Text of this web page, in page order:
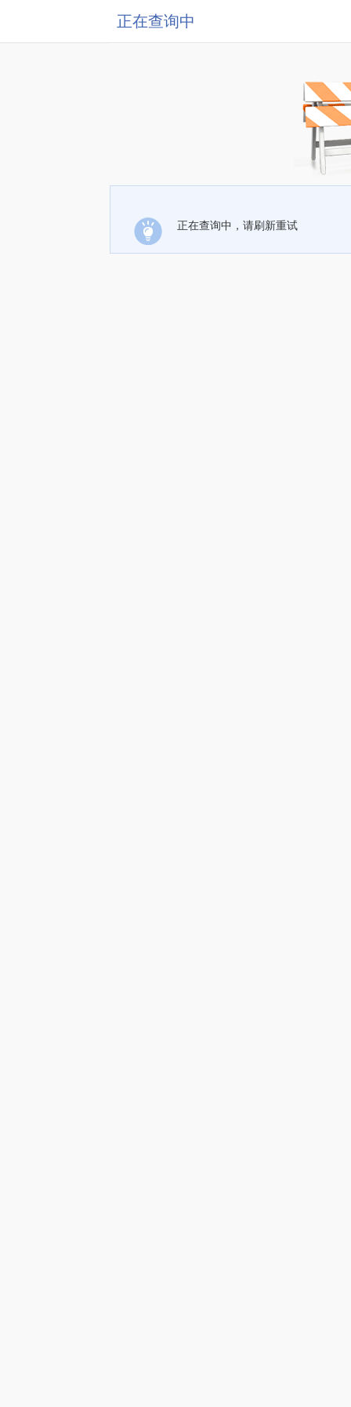
正在查询中
正在查询中，请刷新重试